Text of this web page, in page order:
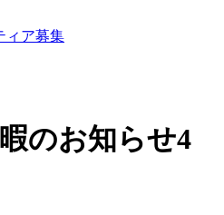
ィア募集
のお知らせ4